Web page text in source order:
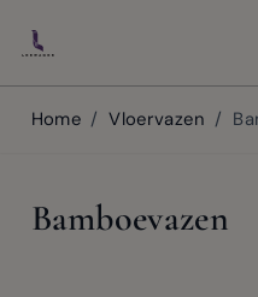
Home / Vloervazen /
Bamboevazen